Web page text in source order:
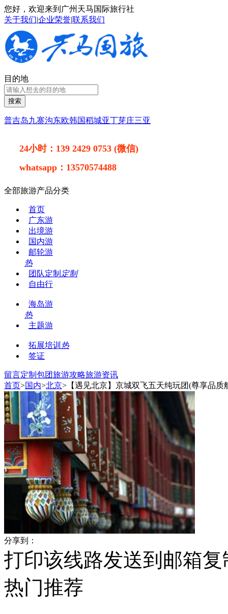
您好，欢迎来到广州天马国际旅行社
关于我们|企业荣誉|联系我们
目的地
搜索
普吉岛九寨沟东欧韩国稻城亚丁芽庄三亚
24小时： 139 2429 0753 (微信)
whatsapp： 13570574488
全部旅游产品分类
首页
广东游
出境游
国内游
邮轮游
热
团队定制 定制
自由行
海岛游
热
主题游
拓展培训 热
签证
留言定制包团旅游攻略旅游资讯
首页>国内>北京>【遇见北京】京城双飞五天纯玩团(尊享品
分享到：
打印该线路发送到邮箱复
热门推荐